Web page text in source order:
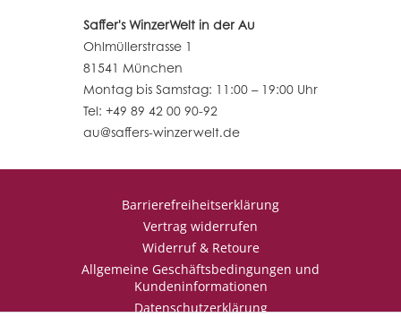
Saffer's WinzerWelt in der Au
Ohlmüllerstrasse 1
81541 München
Montag bis Samstag: 11:00 – 19:00 Uhr
Tel: +49 89 42 00 90-92
au@saffers-winzerwelt.de
Barrierefreiheitserklärung
Vertrag widerrufen
Widerruf & Retoure
Allgemeine Geschäftsbedingungen und
Kundeninformationen
Datenschutzerklärung